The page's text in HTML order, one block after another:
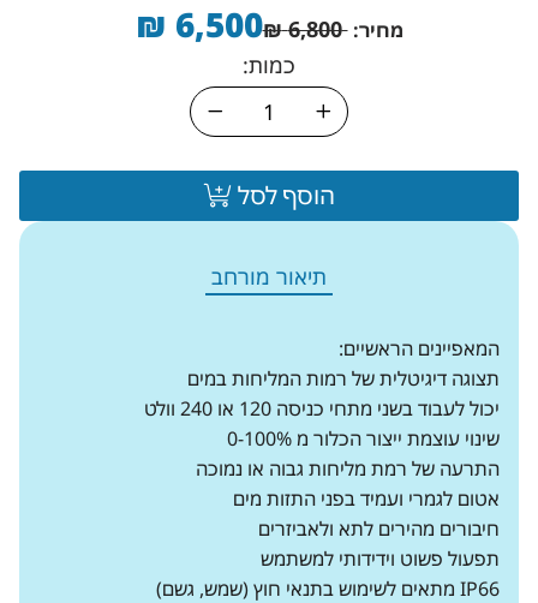
מחיר: 6,800
₪
6,500
₪
כמות:
הוסף לסל
תיאור מורחב
המאפיינים הראשיים:
תצוגה דיגיטלית של רמות המליחות במים
יכול לעבוד בשני מתחי כניסה 120 או 240 וולט
שינוי עוצמת ייצור הכלור מ 0-100%
התרעה של רמת מליחות גבוה או נמוכה
אטום לגמרי ועמיד בפני התזות מים
חיבורים מהירים לתא ולאביזרים
תפעול פשוט וידידותי למשתמש
IP66 מתאים לשימוש בתנאי חוץ (שמש, גשם)